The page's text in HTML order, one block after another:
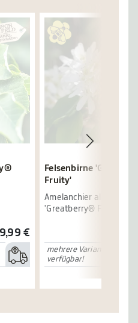
€
Felsenbirne
Fruity'
Amelanchier alnifolia
'Greatberry® Fruity'
mehrere Varianten
verfügbar!